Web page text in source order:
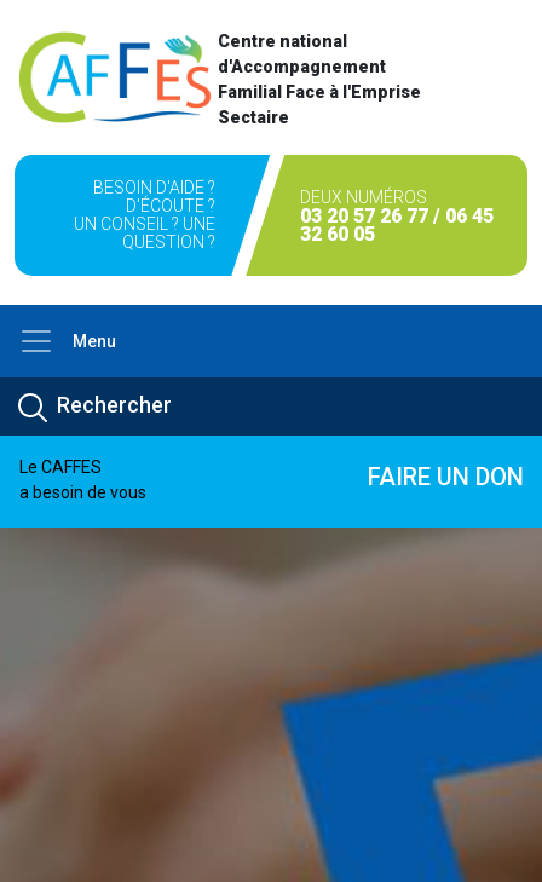
Centre national
d'Accompagnement
Familial Face à l'Emprise
Sectaire
BESOIN D'AIDE ?
D'ÉCOUTE ?
UN CONSEIL ? UNE
QUESTION ?
DEUX NUMÉROS
03 20 57 26 77 / 06 45
32 60 05
Menu
Le CAFFES
a besoin de vous
FAIRE UN DON